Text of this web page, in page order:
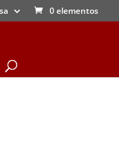
0 elementos